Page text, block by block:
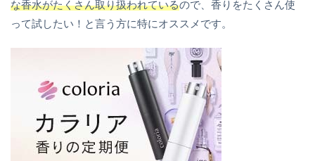
な香水がたくさん取り扱われているので、香りをたくさん使
って試したい！と言う方に特にオススメです。